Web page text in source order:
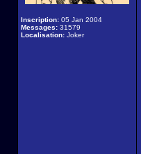
Inscription: 05 Jan 2004
Messages: 31579
Localisation: Joker